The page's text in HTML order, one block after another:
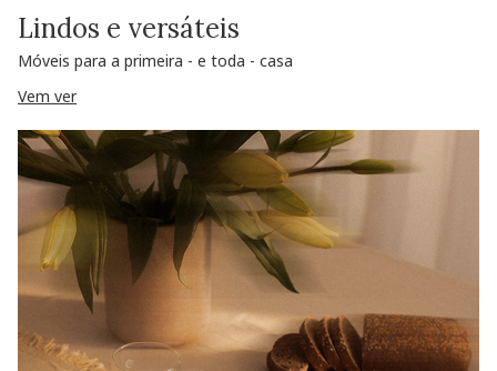
Lindos e versáteis
Móveis para a primeira - e toda - casa
Vem ver